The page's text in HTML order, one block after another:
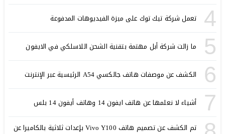
4 تعمل شركة تيك توك على ميزة الفيديوهات المدفوعة
5 ما زالت شركة أبل مهتمة بتقنية الشحن اللاسلكي في الايفون
6 الكشف عن موصفات هاتف جالكسي A54 الرئيسية عبر الإنترنت
7 أشياء لا نعلمها عن هاتف ايفون 14 وهاتف أيفون 14 بلس
تم الكشف عن تصميم هاتف Vivo Y100 بإعدات ثلاثية بالكاميرا عن